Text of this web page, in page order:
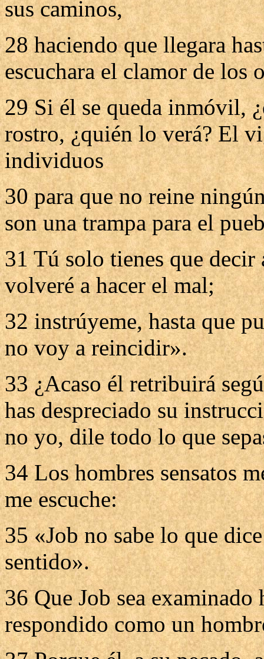
sus caminos,
28 haciendo que llegara
escuchara el clamor de los
29 Si él se queda inmóvil,
rostro, ¿quién lo verá? El
individuos
30 para que no reine
son una trampa para el
31 Tú solo tienes que
volveré a hacer el mal;
32 instrúyeme, hasta que
no voy a reincidir».
33 ¿Acaso él retribuirá
has despreciado su
no yo, dile todo lo que
34 Los hombres sensatos
me escuche:
35 «Job no sabe lo que
sentido».
36 Que Job sea
respondido como un